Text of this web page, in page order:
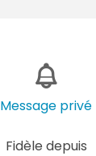
Message privé
Fidèle depuis